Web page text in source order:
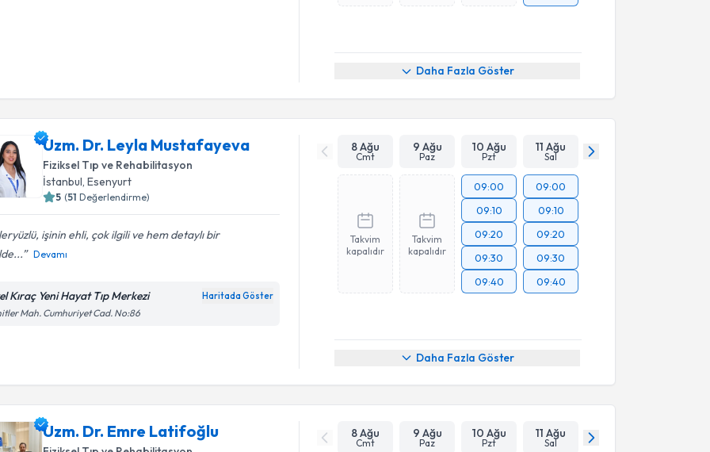
Daha Fazla Göster
Uzm. Dr. Leyla Mustafayeva
Fiziksel Tıp ve Rehabilitasyon
İstanbul , Esenyurt
5 (51 Değerlendirme)
işinin ehli, çok ilgili ve hem detaylı bir
Devamı
Kıraç Yeni Hayat Tıp Merkezi Haritada Göster
Mah. Cumhuriyet Cad. No:86
8 Ağu
Cmt
9 Ağu
Paz
10 Ağu
Pzt
11 Ağu
Sal
Takvim
kapalıdır
Takvim
kapalıdır
09:00
09:10
09:20
09:30
09:40
09:00
09:10
09:20
09:30
09:40
Daha Fazla Göster
Uzm. Dr. Emre Latifoğlu 8 Ağu
Cmt
9 Ağu
Paz
10 Ağu
Pzt
11 Ağu
Sal